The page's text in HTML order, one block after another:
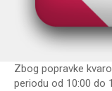
Zbog popravke
periodu od 10:00 do